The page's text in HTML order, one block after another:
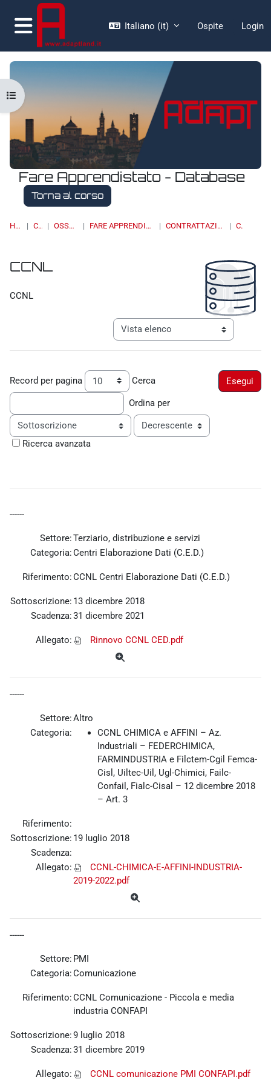
Vai al contenuto principale
Pannello laterale
Italiano ‎(it)‎ Ospite Login
Fare Apprendistato - Database
Torna al corso
HOME CORSI OSSERVATORI FARE APPRENDISTATO - DATABASE CONTRATTAZIONE COLLETTIVA CCNL
Apri indice del corso
CCNL
CCNL
Navigazione terziaria modalità
Record per pagina Cerca
Ordina per
Ordine
Ricerca avanzata
------
Settore:Terziario, distribuzione e servizi
Categoria:Centri Elaborazione Dati (C.E.D.)
Riferimento:CCNL Centri Elaborazione Dati (C.E.D.)
Sottoscrizione: 13 dicembre 2018
Scadenza:31 dicembre 2021
Allegato: Rinnovo CCNL CED.pdf
------
Settore:Altro
Categoria:
CCNL CHIMICA e AFFINI – Az.
Industriali – FEDERCHIMICA,
FARMINDUSTRIA e Filctem-Cgil Femca-
Cisl, Uiltec-Uil, Ugl-Chimici, Failc-
Confail, Fialc-Cisal – 12 dicembre 2018
– Art. 3
Riferimento:
Sottoscrizione: 19 luglio 2018
Scadenza:
Allegato:
CCNL-CHIMICA-E-AFFINI-INDUSTRIA-
2019-2022.pdf
------
Settore: PMI
Categoria:Comunicazione
Riferimento:CCNL Comunicazione - Piccola e media
industria CONFAPI
Sottoscrizione:9 luglio 2018
Scadenza:31 dicembre 2019
Allegato: CCNL comunicazione PMI CONFAPI.pdf